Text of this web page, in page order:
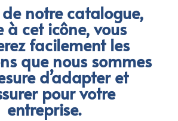
notre catalogue,
à cet icône, vous
facilement les
que nous sommes
d’adapter et
pour votre
entreprise.